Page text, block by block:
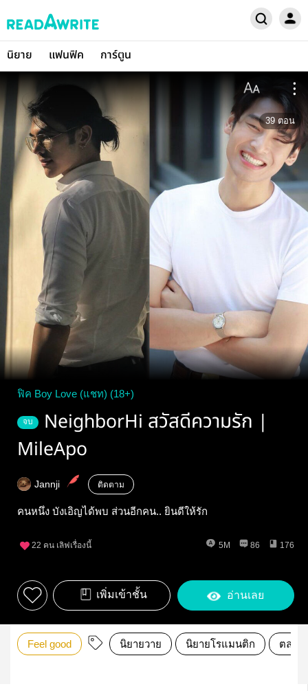
นิยาย แฟนฟิค การ์ตูน
39 ตอน
ฟิค Boy Love (แชท) (18+)
จบ
NeighborHi สวัสดีความรัก |
MileApo
Jannji ติดตาม
คนหนึ่ง บังเอิญได้พบ ส่วนอีกคน.. ยินดีให้รัก
22 คน เลิฟเรื่องนี้ 5M 86 176
เพิ่มเข้าชั้น อ่านเลย
Feel good นิยายวาย นิยายโรแมนติก ตลก